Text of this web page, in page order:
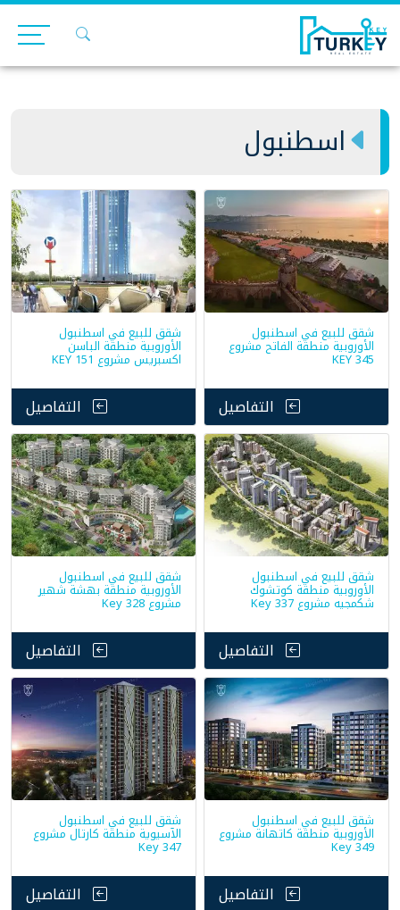
Skip
content
اسطنبول
شقق للبيع في اسطنبول
الأوروبية منطقة الفاتح مشروع
KEY 345
التفاصيل
شقق للبيع في اسطنبول
الأوروبية منطقة الباسن
اكسبريس مشروع KEY 151
التفاصيل
شقق للبيع في اسطنبول
الأوروبية منطقة كوتشوك
شكمجيه مشروع Key 337
التفاصيل
شقق للبيع في اسطنبول
الأوروبية منطقة بهشة شهير
مشروع Key 328
التفاصيل
شقق للبيع في اسطنبول
الأوروبية منطقة كاتهانة مشروع
Key 349
التفاصيل
شقق للبيع في اسطنبول
الآسيوية منطقة كارتال مشروع
Key 347
التفاصيل